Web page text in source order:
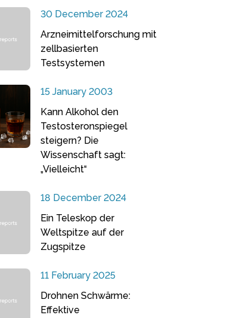
30 December 2024
Arzneimittelforschung mit
zellbasierten
Testsystemen
15 January 2003
Kann Alkohol den
Testosteronspiegel
steigern? Die
Wissenschaft sagt:
„Vielleicht“
18 December 2024
Ein Teleskop der
Weltspitze auf der
Zugspitze
11 February 2025
Drohnen Schwärme:
Effektive